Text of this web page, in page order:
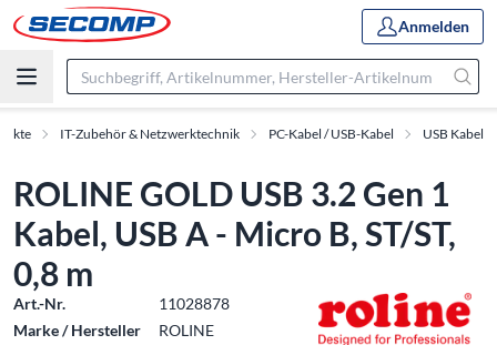
Anmelden
IT-Zubehör & Netzwerktechnik PC-Kabel / USB-Kabel USB Kabel
ROLINE GOLD USB 3.2 Gen 1
Kabel, USB A - Micro B, ST/ST,
0,8 m
Art.-Nr.
11028878
Marke / Hersteller
ROLINE